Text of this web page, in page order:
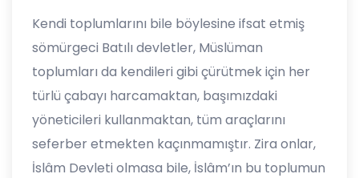
Kendi toplumlarını bile böylesine ifsat etmiş
sömürgeci Batılı devletler, Müslüman
toplumları da kendileri gibi çürütmek için her
türlü çabayı harcamaktan, başımızdaki
yöneticileri kullanmaktan, tüm araçlarını
seferber etmekten kaçınmamıştır. Zira onlar,
İslâm Devleti olmasa bile, İslâm’ın bu toplumun